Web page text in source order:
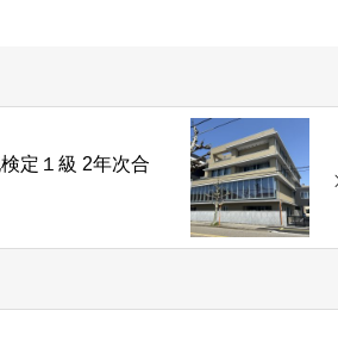
定１級 2年次合